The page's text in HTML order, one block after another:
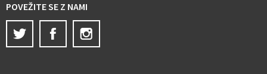
POVEŽITE SE Z NAMI
Twitter
Facebook